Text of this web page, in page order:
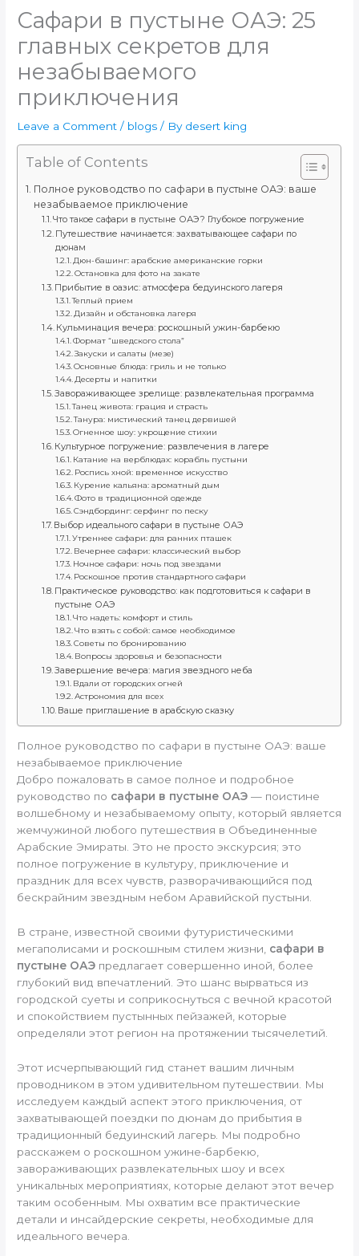
Сафари в пустыне ОАЭ: 25
главных секретов для
незабываемого
приключения
Leave a Comment / blogs / By desert king
Table of Contents
Полное руководство по сафари в пустыне ОАЭ: ваше
незабываемое приключение
Что такое сафари в пустыне ОАЭ? Глубокое погружение
Путешествие начинается: захватывающее сафари по
дюнам
Дюн-башинг: арабские американские горки
Остановка для фото на закате
Прибытие в оазис: атмосфера бедуинского лагеря
Теплый прием
Дизайн и обстановка лагеря
Кульминация вечера: роскошный ужин-барбекю
Формат “шведского стола”
Закуски и салаты (мезе)
Основные блюда: гриль и не только
Десерты и напитки
Завораживающее зрелище: развлекательная программа
Танец живота: грация и страсть
Танура: мистический танец дервишей
Огненное шоу: укрощение стихии
Культурное погружение: развлечения в лагере
Катание на верблюдах: корабль пустыни
Роспись хной: временное искусство
Курение кальяна: ароматный дым
Фото в традиционной одежде
Сэндбординг: серфинг по песку
Выбор идеального сафари в пустыне ОАЭ
Утреннее сафари: для ранних пташек
Вечернее сафари: классический выбор
Ночное сафари: ночь под звездами
Роскошное против стандартного сафари
Практическое руководство: как подготовиться к сафари в
пустыне ОАЭ
Что надеть: комфорт и стиль
Что взять с собой: самое необходимое
Советы по бронированию
Вопросы здоровья и безопасности
Завершение вечера: магия звездного неба
Вдали от городских огней
Астрономия для всех
Ваше приглашение в арабскую сказку
Полное руководство по сафари в пустыне ОАЭ: ваше
незабываемое приключение
Добро пожаловать в самое полное и подробное
руководство по сафари в пустыне ОАЭ — поистине
волшебному и незабываемому опыту, который является
жемчужиной любого путешествия в Объединенные
Арабские Эмираты. Это не просто экскурсия; это
полное погружение в культуру, приключение и
праздник для всех чувств, разворачивающийся под
бескрайним звездным небом Аравийской пустыни.
В стране, известной своими футуристическими
мегаполисами и роскошным стилем жизни, сафари в
пустыне ОАЭ предлагает совершенно иной, более
глубокий вид впечатлений. Это шанс вырваться из
городской суеты и соприкоснуться с вечной красотой
и спокойствием пустынных пейзажей, которые
определяли этот регион на протяжении тысячелетий.
Этот исчерпывающий гид станет вашим личным
проводником в этом удивительном путешествии. Мы
исследуем каждый аспект этого приключения, от
захватывающей поездки по дюнам до прибытия в
традиционный бедуинский лагерь. Мы подробно
расскажем о роскошном ужине-барбекю,
завораживающих развлекательных шоу и всех
уникальных мероприятиях, которые делают этот вечер
таким особенным. Мы охватим все практические
детали и инсайдерские секреты, необходимые для
идеального вечера.